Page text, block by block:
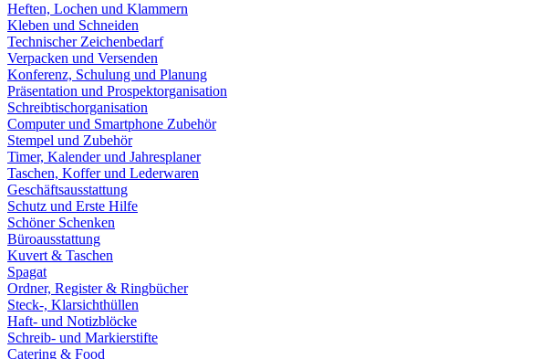
Heften, Lochen und Klammern
Kleben und Schneiden
Technischer Zeichenbedarf
Verpacken und Versenden
Konferenz, Schulung und Planung
Präsentation und Prospektorganisation
Schreibtischorganisation
Computer und Smartphone Zubehör
Stempel und Zubehör
Timer, Kalender und Jahresplaner
Taschen, Koffer und Lederwaren
Geschäftsausstattung
Schutz und Erste Hilfe
Schöner Schenken
Büroausstattung
Kuvert & Taschen
Spagat
Ordner, Register & Ringbücher
Steck-, Klarsichthüllen
Haft- und Notizblöcke
Schreib- und Markierstifte
Catering & Food